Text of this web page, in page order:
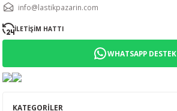
info@lastikpazarin.com
İLETİŞİM HATTI
WHATSAPP DESTEK
KATEGORİLER